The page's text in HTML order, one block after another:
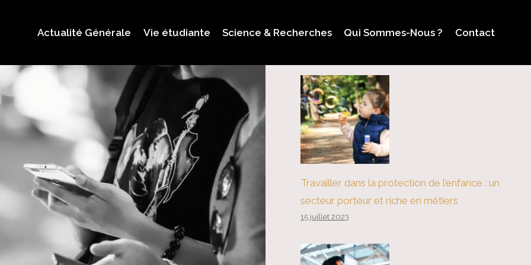
Actualité Générale Vie étudiante Science & Recherches Qui Sommes-Nous ? Contact
Travailler dans la protection de l’enfance : un
secteur porteur et riche en métiers
15 juillet 2023